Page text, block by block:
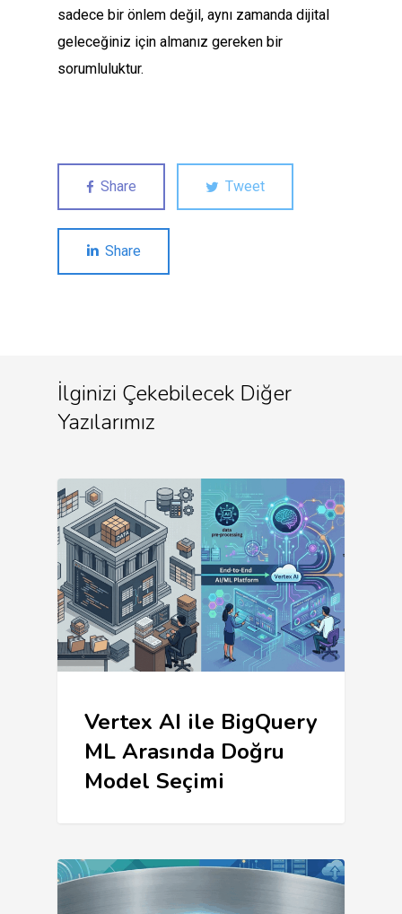
sadece bir önlem değil, aynı zamanda dijital
geleceğiniz için almanız gereken bir
sorumluluktur.
Share Tweet
Share
İlginizi Çekebilecek Diğer
Yazılarımız
Vertex AI ile BigQuery
ML Arasında Doğru
Model Seçimi